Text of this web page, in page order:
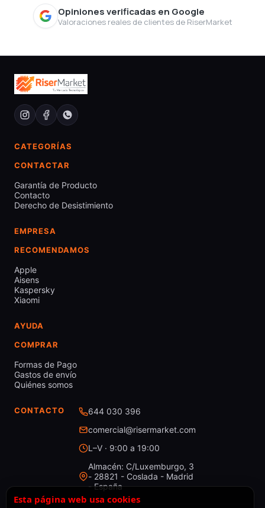
Opiniones verificadas en Google
Valoraciones reales de clientes de RiserMarket
CATEGORÍAS
CONTACTAR
Garantía de Producto
Contacto
Derecho de Desistimiento
EMPRESA
RECOMENDAMOS
Apple
Aisens
Kaspersky
Xiaomi
AYUDA
COMPRAR
Formas de Pago
Gastos de envío
Quiénes somos
CONTACTO
644 030 396
comercial@risermarket.com
L–V · 9:00 a 19:00
Almacén: C/Luxemburgo, 3
- 28821 - Coslada - Madrid
- España
Esta página web usa cookies